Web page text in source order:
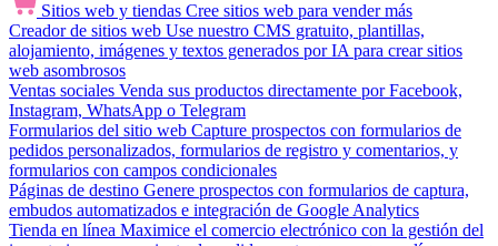
Sitios web y tiendas Cree sitios web para vender más
Creador de sitios web Use nuestro CMS gratuito, plantillas,
alojamiento, imágenes y textos generados por IA para crear sitios
web asombrosos
Ventas sociales Venda sus productos directamente por Facebook,
Instagram, WhatsApp o Telegram
Formularios del sitio web Capture prospectos con formularios de
pedidos personalizados, formularios de registro y comentarios, y
formularios con campos condicionales
Páginas de destino Genere prospectos con formularios de captura,
embudos automatizados e integración de Google Analytics
Tienda en línea Maximice el comercio electrónico con la gestión del